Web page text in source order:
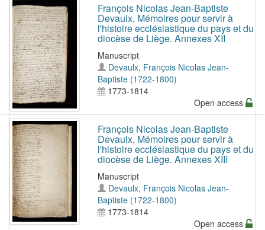
François Nicolas Jean-Baptiste
Devaulx, Mémoires pour servir à
l'histoire ecclésiastique du pays et du
diocèse de Liège. Annexes XII
Manuscript
Devaulx, François Nicolas Jean-
Baptiste (1722-1800)
1773-1814
Open access
François Nicolas Jean-Baptiste
Devaulx, Mémoires pour servir à
l'histoire ecclésiastique du pays et du
diocèse de Liège. Annexes XIII
Manuscript
Devaulx, François Nicolas Jean-
Baptiste (1722-1800)
1773-1814
Open access